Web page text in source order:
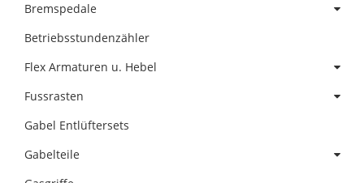
Bremspedale
Betriebsstundenzähler
Flex Armaturen u. Hebel
Fussrasten
Gabel Entlüftersets
Gabelteile